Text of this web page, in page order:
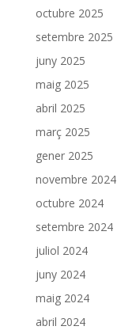
octubre 2025
setembre 2025
juny 2025
maig 2025
abril 2025
març 2025
gener 2025
novembre 2024
octubre 2024
setembre 2024
juliol 2024
juny 2024
maig 2024
abril 2024